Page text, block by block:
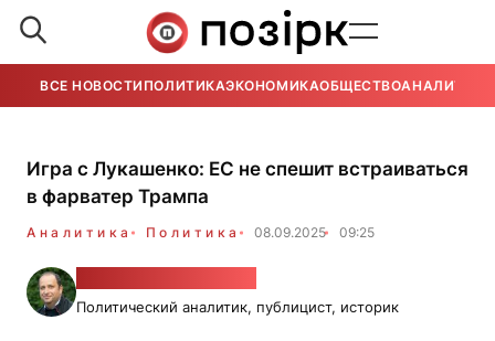
ВСЕ НОВОСТИ ПОЛИТИКАЭКОНОМИКАОБЩЕСТВОАНАЛИТИКА
Игра с Лукашенко: ЕС не спешит встраиваться
в фарватер Трампа
Аналитика Политика 08.09.2025 09:25
Политический аналитик, публицист, историк